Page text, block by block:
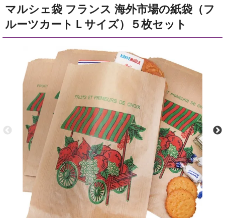
マルシェ袋 フランス 海外市場の紙袋（フ
ルーツカートＬサイズ）５枚セット